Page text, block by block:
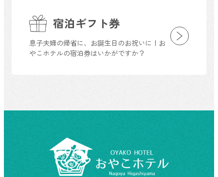
宿泊ギフト券
息子夫婦の帰省に、お誕生日のお祝いに！お
やこホテルの宿泊券はいかがですか？